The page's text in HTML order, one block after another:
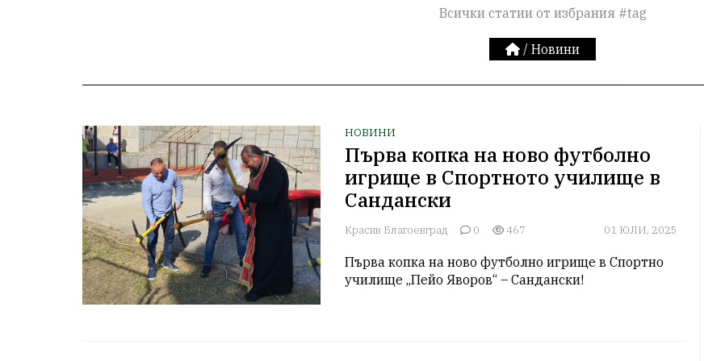
Всички статии от избрания #tag
/ Новини
НОВИНИ
Първа копка на ново футболно
игрище в Спортното училище в
Сандански
Красив Благоевград 0 467 01 ЮЛИ, 2025
Първа копка на ново футболно игрище в Спортно
училище „Пейо Яворов“ – Сандански!